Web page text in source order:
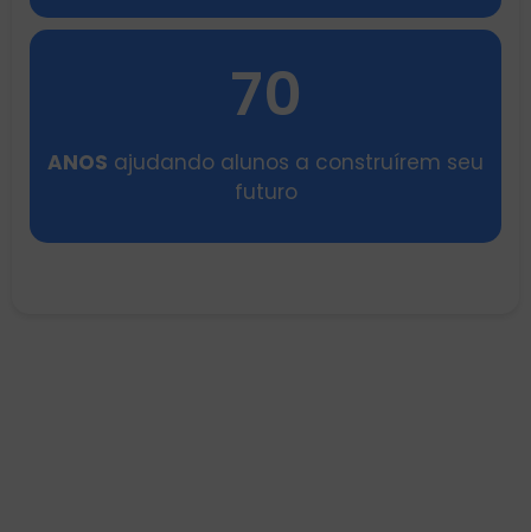
70
ANOS ajudando alunos a construírem seu
futuro